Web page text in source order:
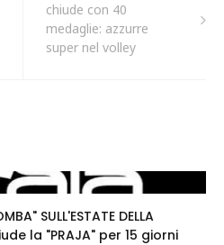
chiude con 40
medaglie: azzurre
super nel volley
SULL'ESTATE DELLA
la "PRAJA" per 15 giorni